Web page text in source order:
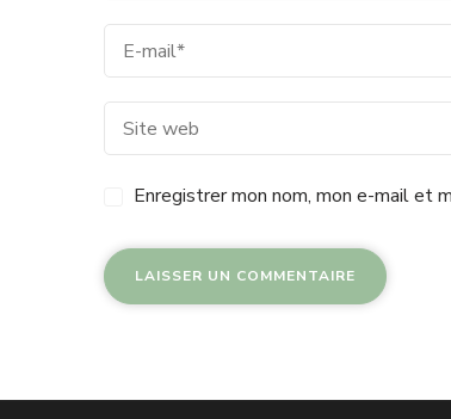
Enregistrer mon nom, mon e-mail et